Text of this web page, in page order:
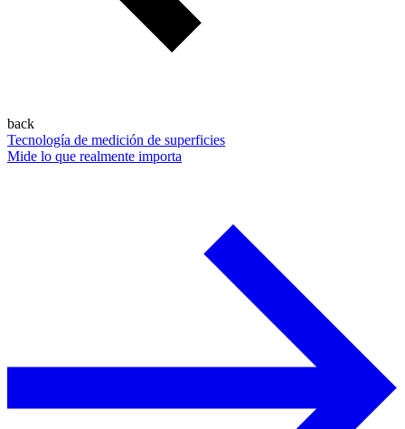
back
Tecnología de medición de superficies
Mide lo que realmente importa